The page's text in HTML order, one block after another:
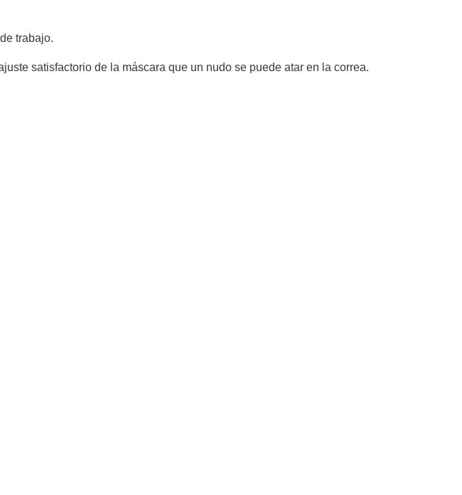
trabajo.
satisfactorio de la máscara que un nudo se puede atar en la correa.